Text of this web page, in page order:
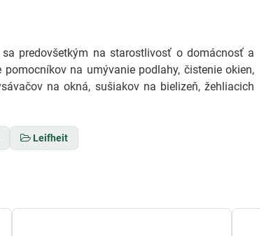
predovšetkým na starostlivosť o domácnosť a
na umývanie podlahy, čistenie okien,
na okná, sušiakov na bielizeň, žehliacich
Leifheit